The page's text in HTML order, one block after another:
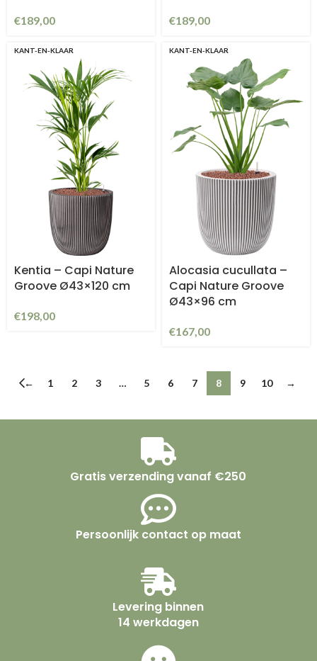
€189,00 €189,00
KANT-EN-KLAAR
Kentia – Capi Nature
Groove Ø43×120 cm
€198,00
KANT-EN-KLAAR
Alocasia cucullata –
Capi Nature Groove
Ø43×96 cm
€167,00
← 1 2 3 … 5 6 7 8 9 10 →
Gratis verzending vanaf €250
Persoonlijk contact op maat
Levering binnen
14 werkdagen